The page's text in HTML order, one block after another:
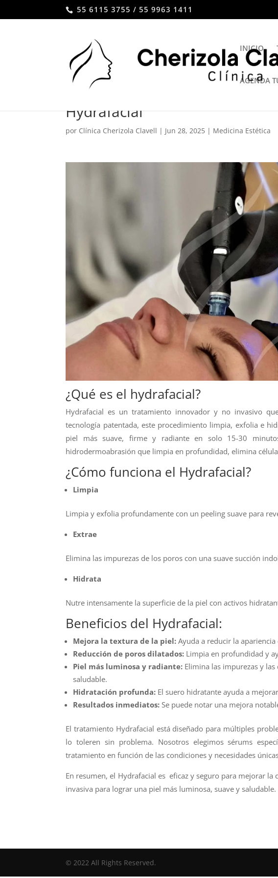
55 6115 3755 / 55 9963 1411
INICIO
AGENDA
Hydrafacial
por Clínica Cherizola Clavell | Jun 28, 2025 | Medicina Estética
¿Qué es el hydrafacial?
Hydrafacial es un tratamiento innovador y no invasivo
tecnología patentada, este procedimiento limpia, exfolia e
piel más suave, firme y radiante en solo 15-30
hidrodermoabrasión que limpia en profundidad, elimina
¿Cómo funciona el Hydrafacial?
Limpia
Limpia y exfolia profundamente con un peeling suave para
Extrae
Elimina las impurezas de los poros con una suave succión
Hidrata
Nutre intensamente la superficie de la piel con activos
Beneficios del Hydrafacial:
Mejora la textura de la piel: Ayuda a reducir la
Reducción de poros dilatados: Limpia en profundidad y
Piel más luminosa y radiante: Elimina las impurezas y
saludable.
Hidratación profunda: El suero hidratante ayuda a
Resultados inmediatos: Se puede notar una mejora
El tratamiento Hydrafacial está diseñado para múltiples
lo toleren sin problema. Nosotros elegimos sérums
tratamiento en función de las condiciones y necesidades
En resumen, el Hydrafacial es eficaz y seguro para mejorar
invasiva para lograr una piel más luminosa, suave y saludable.
© 2022 All Rights Reserved.